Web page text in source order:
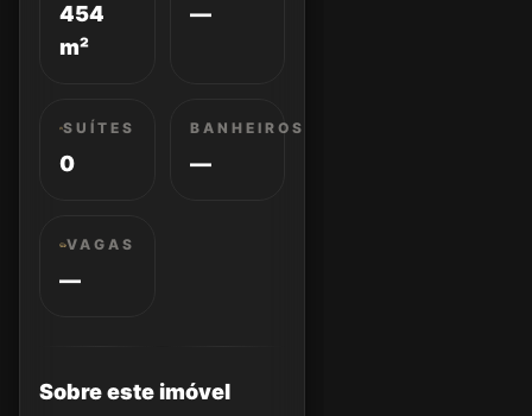
454
m²
—
SUÍTES
0
BANHEIROS
—
VAGAS
—
Sobre este imóvel